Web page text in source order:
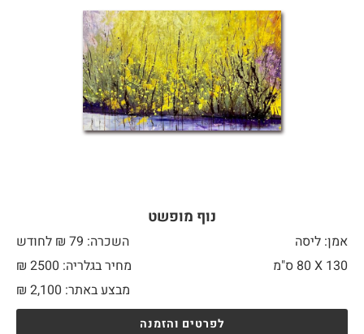
נוף מופשט
אמן: ליסה
השכרה: 79 ₪ לחודש
130 X
מחיר בגלריה: 2500 ₪
מבצע באתר:
₪ 2,100
לפרטים והזמנה